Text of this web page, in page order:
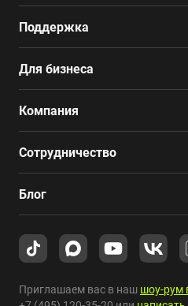
Поддержка
Для бизнеса
Компания
Сотрудничество
Блог
Приглашаем вас в наш шоу-рум